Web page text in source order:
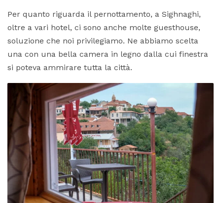
Per quanto riguarda il pernottamento, a Sighnaghi,
oltre a vari hotel, ci sono anche molte guesthouse,
soluzione che noi privilegiamo. Ne abbiamo scelta
una con una bella camera in legno dalla cui finestra
si poteva ammirare tutta la città.